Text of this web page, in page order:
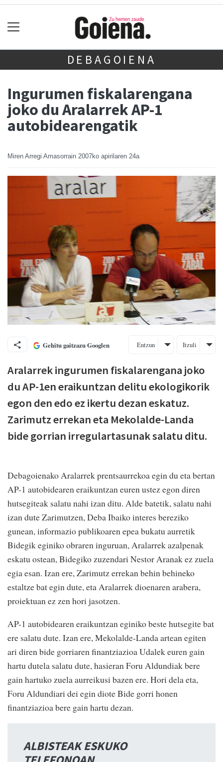
DEBAGOIENA
Ingurumen fiskalarengana
joko du Aralarrek AP-1
autobidearengatik
Miren Arregi Amasorrain 2007ko apirilaren 24a
Gehitu gaitzazu Googlen Entzun Itzuli
Aralarrek ingurumen fiskalarengana joko
du AP-1en eraikuntzan delitu ekologikorik
egon den edo ez ikertu dezan eskatuz.
Zarimutz errekan eta Mekolalde-Landa
bide gorrian irregulartasunak salatu ditu.
Debagoienako Aralarrek prentsaurrekoa egin du eta bertan
AP-1 autobidearen eraikuntzan euren ustez egon diren
hutsegiteak salatu nahi izan ditu. Alde batetik, salatu nahi
izan dute Zarimutzen, Deba Ibaiko interes bereziko
gunean, informazio publikoaren epea bukatu aurretik
Bidegik eginiko obraren inguruan, Aralarrek azalpenak
eskatu ostean, Bidegiko zuzendari Nestor Aranak ez zuela
egia esan. Izan ere, Zarimutz errekan behin behineko
estaltze bat egin dute, eta Aralarrek dioenaren arabera,
proiektuan ez zen hori jasotzen.
AP-1 autobidearen eraikuntzan eginiko beste hutsegite bat
ere salatu dute. Izan ere, Mekolalde-Landa artean egiten
ari diren bide gorriaren finantziazioa Udalek euren gain
hartu dutela salatu dute, hasieran Foru Aldundiak bere
gain hartuko zuela aurreikusi bazen ere. Hori dela eta,
Foru Aldundiari dei egin diote Bide gorri honen
finantziazioa bere gain hartu dezan.
ALBISTEAK ESKUKO